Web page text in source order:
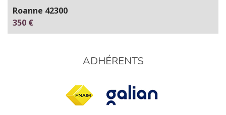
Roanne 42300
350 €
ADHÉRENTS